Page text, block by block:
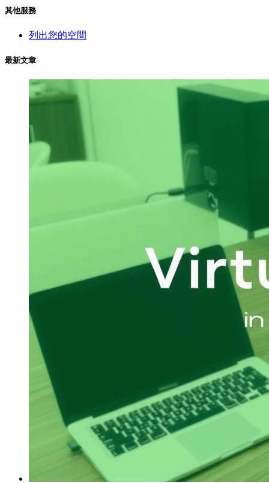
其他服務
列出您的空間
最新文章